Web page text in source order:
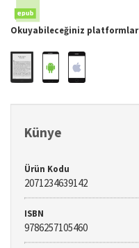
Okuyabileceğiniz platformlar
Künye
Ürün Kodu
2071234639142
ISBN
9786257105460